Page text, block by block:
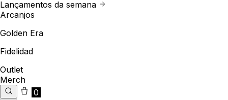
Lançamentos da semana
Arcanjos
Golden Era
Fidelidad
Outlet
Merch
0